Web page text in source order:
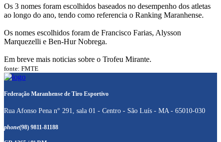
Os 3 nomes foram escolhidos baseados no desempenho dos atletas
ao longo do ano, tendo como referencia o Ranking Maranhense.
Os nomes escolhidos foram de Francisco Farias, Alysson
Marquezelli e Ben-Hur Nobrega.
Em breve mais noticias sobre o Trofeu Mirante.
fonte: FMTE
Federação Maranhense de Tiro Esportivo
Rua Afonso Pena n° 291, sala 01 - Centro - São Luís - MA - 65010-030
phone(98) 9811-81188